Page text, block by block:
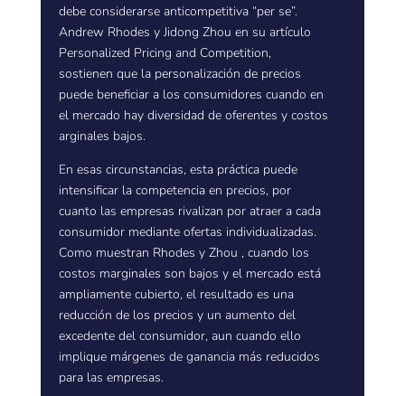
debe considerarse anticompetitiva “per se”.
Andrew Rhodes y Jidong Zhou en su artículo
Personalized Pricing and Competition,
sostienen que la personalización de precios
puede beneficiar a los consumidores cuando en
el mercado hay diversidad de oferentes y costos
arginales bajos.
En esas circunstancias, esta práctica puede
intensificar la competencia en precios, por
cuanto las empresas rivalizan por atraer a cada
consumidor mediante ofertas individualizadas.
Como muestran Rhodes y Zhou , cuando los
costos marginales son bajos y el mercado está
ampliamente cubierto, el resultado es una
reducción de los precios y un aumento del
excedente del consumidor, aun cuando ello
implique márgenes de ganancia más reducidos
para las empresas.